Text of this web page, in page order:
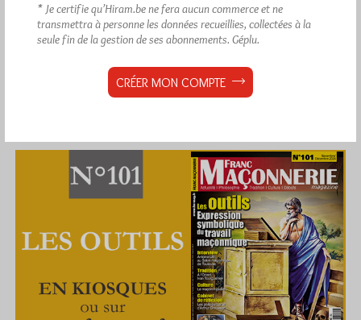
* Je certifie qu’Hiram.be ne fera aucun commerce et ne
transmettra à personne les données recueillies, collectées à la
seule fin de la gestion de ses abonnements. Géplu.
CRÉER MON COMPTE